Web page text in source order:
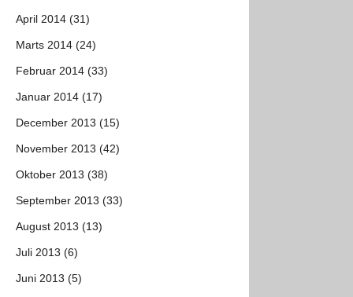
April 2014 (31)
Marts 2014 (24)
Februar 2014 (33)
Januar 2014 (17)
December 2013 (15)
November 2013 (42)
Oktober 2013 (38)
September 2013 (33)
August 2013 (13)
Juli 2013 (6)
Juni 2013 (5)